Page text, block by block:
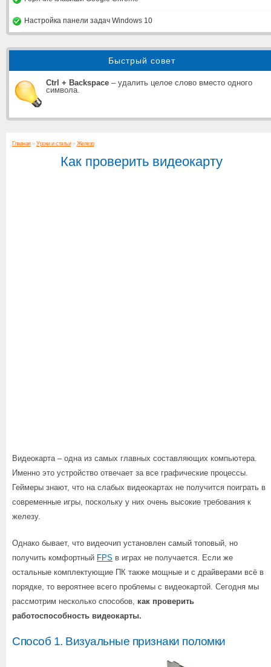
Настройка панели задач Windows 10
Быстрый совет
Ctrl + Backspace – удалить целое слово вместо одного
символа.
Главная» Уроки и статьи» Железо
Как проверить видеокарту
Видеокарта – одна из самых главных составляющих компьютера.
Именно это устройство отвечает за все графические процессы.
Геймеры знают, что на слабых видеокартах не получится поиграть в
современные игры, поскольку у них очень высокие требования к
железу.
Однако бывает, что видеочип установлен самый топовый, но
получить комфортный FPS в играх не получается. Если же
остальные комплектующие ПК также мощные и с драйверами всё в
порядке, то вероятнее всего проблемы с видеокартой. Сегодня мы
рассмотрим несколько способов, как проверить
работоспособность видеокарты.
Способ 1. Визуальные признаки поломки